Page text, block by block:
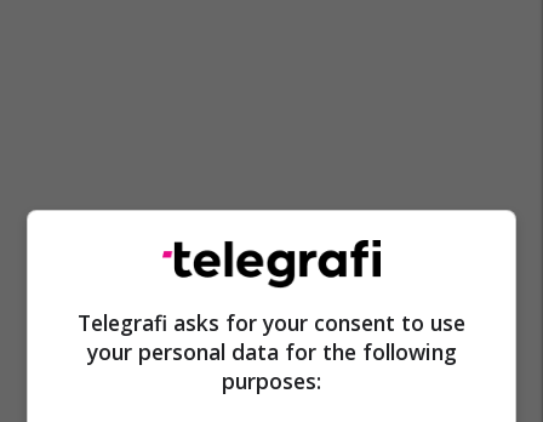
Telegrafi asks for your consent to use
your personal data for the following
purposes: